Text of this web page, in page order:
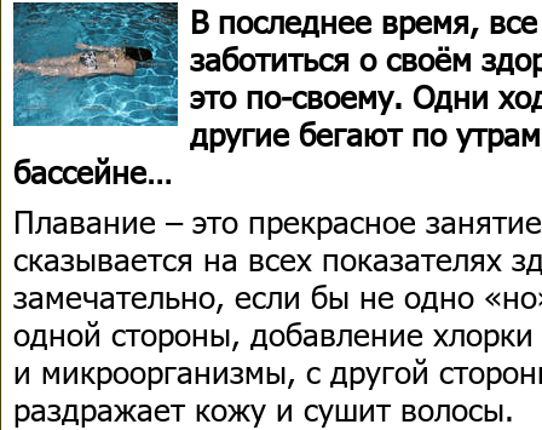
В последнее время,
заботиться о своём
это по-своему. Одни
другие бегают по
бассейне…
Плавание – это прекрасное
сказывается на всех показателях
замечательно, если бы не одно
одной стороны, добавление
и микроорганизмы, с другой
раздражает кожу и сушит волосы.